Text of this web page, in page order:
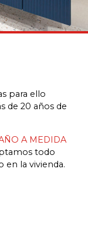
para ello
de 20 años de
A MEDIDA
todo
en la vivienda.